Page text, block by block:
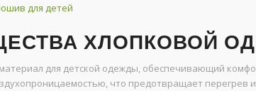
для детей
ХЛОПКОВОЙ
для детской одежды, обеспечивающий
что предотвращает перегрев